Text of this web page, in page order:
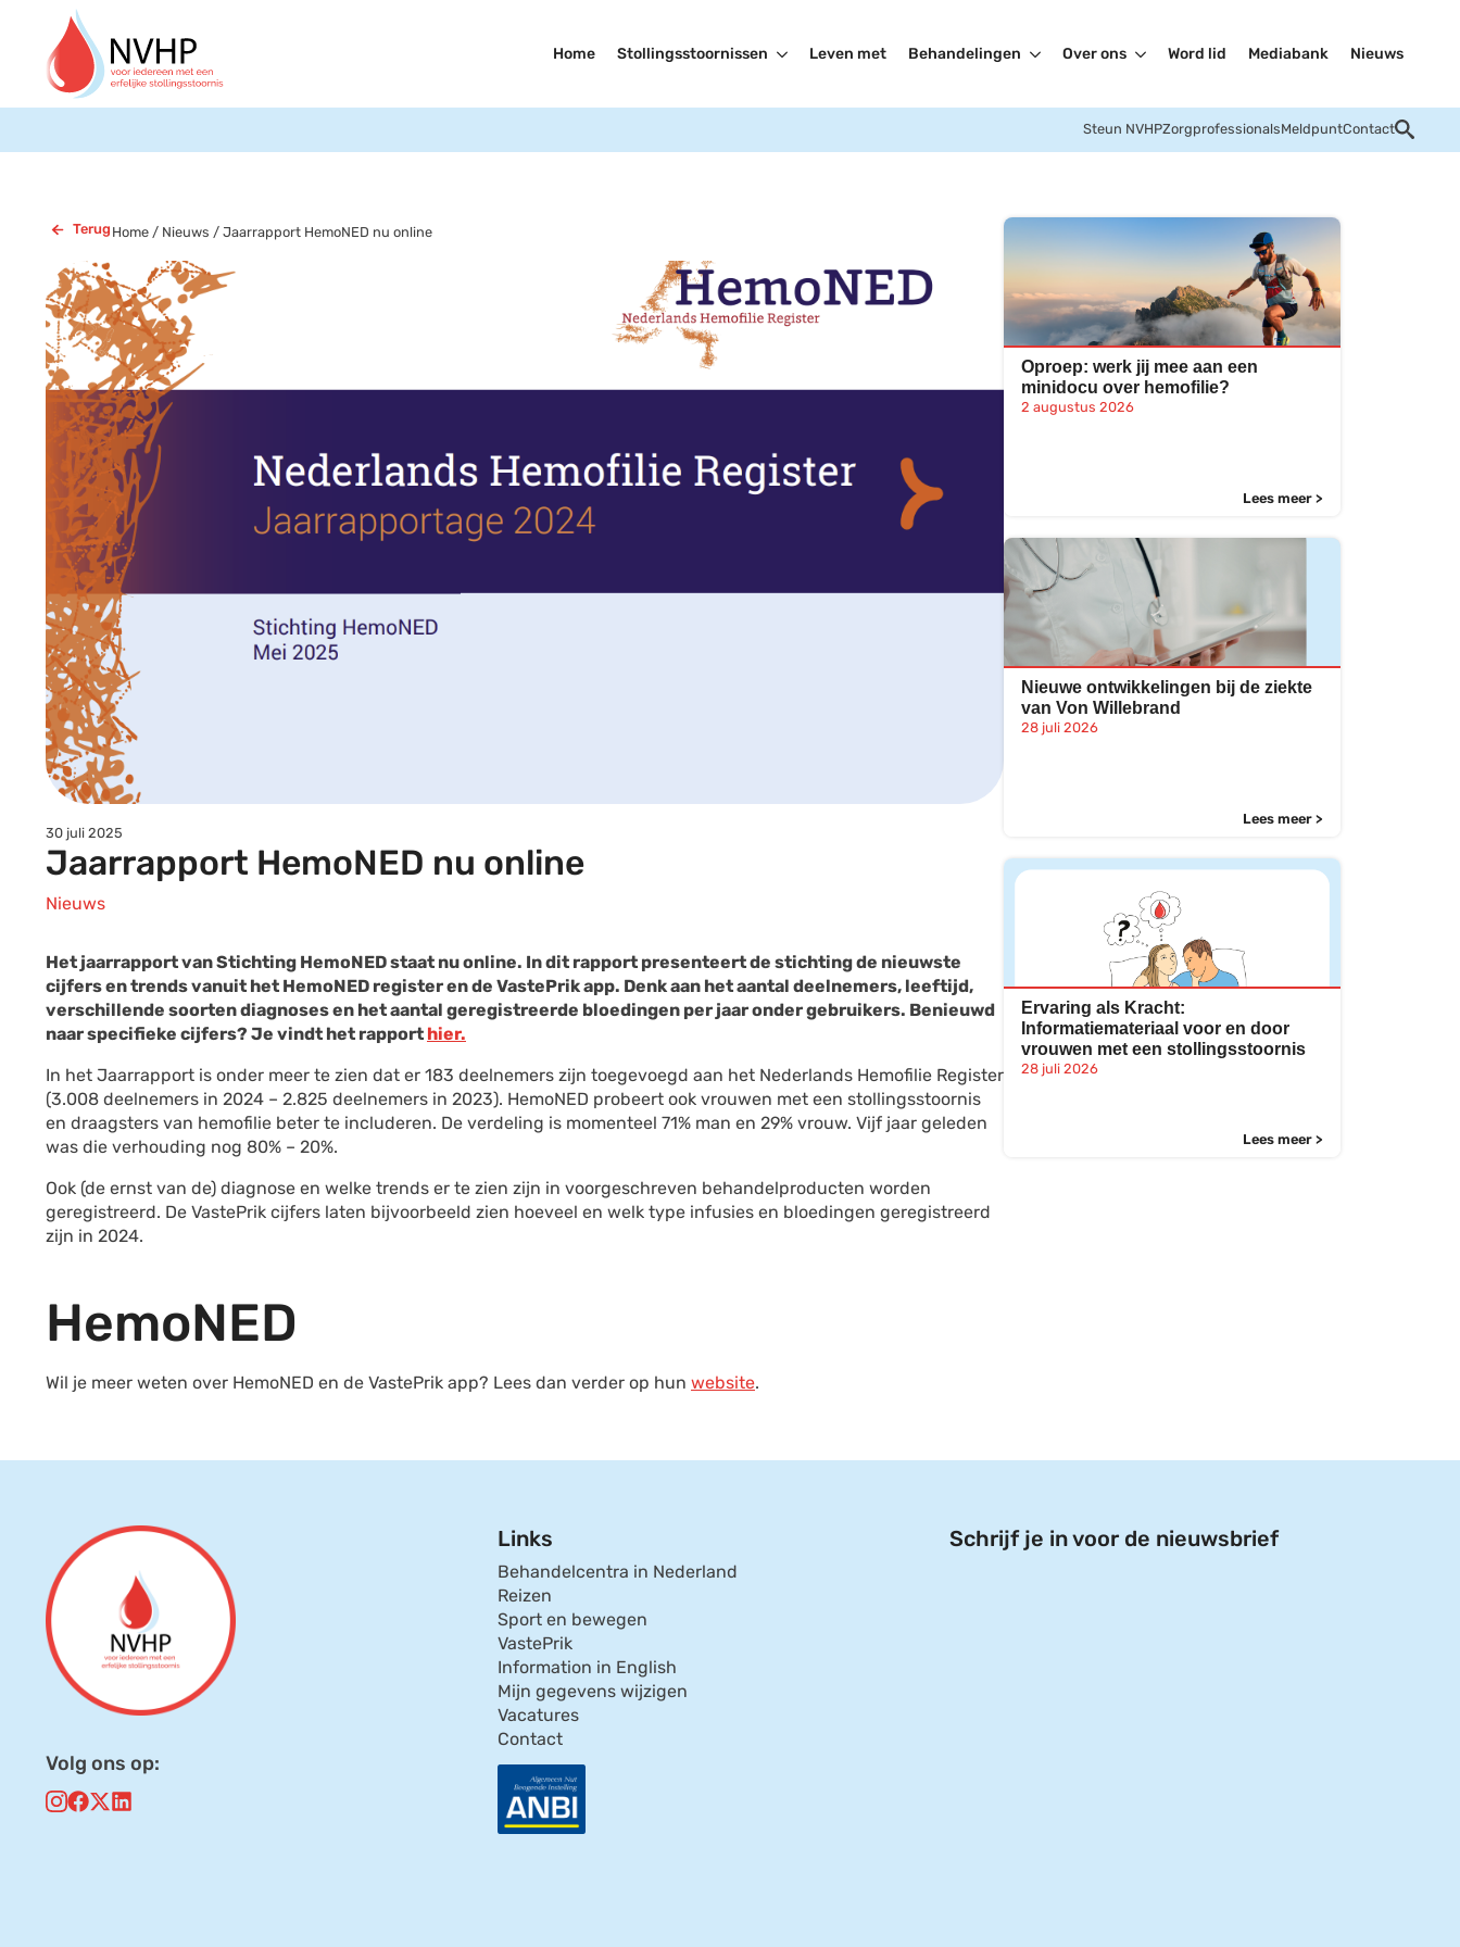
Home Stollingsstoornissen Leven met Behandelingen Over ons Word lid Mediabank Nieuws
Steun NVHPZorgprofessionalsMeldpuntContact
Terug Home/ Nieuws / Jaarrapport HemoNED nu online
30 juli 2025
Jaarrapport HemoNED nu online
Nieuws
Het jaarrapport van Stichting HemoNED staat nu online. In dit rapport presenteert de stichting de nieuwste
cijfers en trends vanuit het HemoNED register en de VastePrik app. Denk aan het aantal deelnemers, leeftijd,
verschillende soorten diagnoses en het aantal geregistreerde bloedingen per jaar onder gebruikers. Benieuwd
naar specifieke cijfers? Je vindt het rapport hier.
In het Jaarrapport is onder meer te zien dat er 183 deelnemers zijn toegevoegd aan het Nederlands Hemofilie Register
(3.008 deelnemers in 2024 – 2.825 deelnemers in 2023). HemoNED probeert ook vrouwen met een stollingsstoornis
en draagsters van hemofilie beter te includeren. De verdeling is momenteel 71% man en 29% vrouw. Vijf jaar geleden
was die verhouding nog 80% – 20%.
Ook (de ernst van de) diagnose en welke trends er te zien zijn in voorgeschreven behandelproducten worden
geregistreerd. De VastePrik cijfers laten bijvoorbeeld zien hoeveel en welk type infusies en bloedingen geregistreerd
zijn in 2024.
HemoNED
Wil je meer weten over HemoNED en de VastePrik app? Lees dan verder op hun website.
Oproep: werk jij mee aan een
minidocu over hemofilie?
2 augustus 2026
Lees meer >
Nieuwe ontwikkelingen bij de ziekte
van Von Willebrand
28 juli 2026
Lees meer >
Ervaring als Kracht:
Informatiemateriaal voor en door
vrouwen met een stollingsstoornis
28 juli 2026
Lees meer >
Volg ons op:
Links
Behandelcentra in Nederland
Reizen
Sport en bewegen
VastePrik
Information in English
Mijn gegevens wijzigen
Vacatures
Contact
Schrijf je in voor de nieuwsbrief